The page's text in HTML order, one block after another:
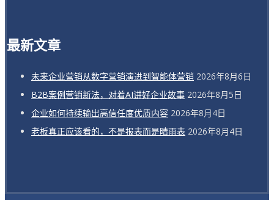
最新文章
未来企业营销从数字营销演进到智能体营销 2026年8月6日
B2B案例营销新法，对着AI讲好企业故事 2026年8月5日
企业如何持续输出高信任度优质内容 2026年8月4日
老板真正应该看的，不是报表而是晴雨表 2026年8月4日